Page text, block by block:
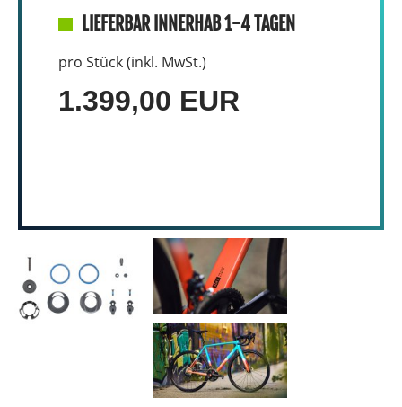
LIEFERBAR INNERHAB 1-4 TAGEN
pro Stück (inkl. MwSt.)
1.399,00 EUR